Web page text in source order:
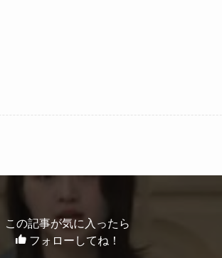
この記事が気に入ったら
フォローしてね！